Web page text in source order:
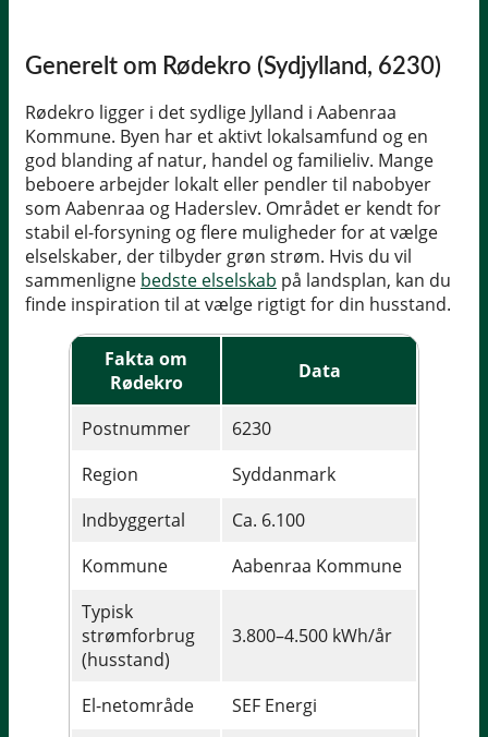
Generelt om Rødekro (Sydjylland, 6230)
Rødekro ligger i det sydlige Jylland i Aabenraa
Kommune. Byen har et aktivt lokalsamfund og en
god blanding af natur, handel og familieliv. Mange
beboere arbejder lokalt eller pendler til nabobyer
som Aabenraa og Haderslev. Området er kendt for
stabil el-forsyning og flere muligheder for at vælge
elselskaber, der tilbyder grøn strøm. Hvis du vil
sammenligne bedste elselskab på landsplan, kan du
finde inspiration til at vælge rigtigt for din husstand.
Fakta om
Rødekro
Data
Postnummer
6230
Region
Syddanmark
Indbyggertal
Ca. 6.100
Kommune
Aabenraa Kommune
Typisk
strømforbrug
(husstand)
3.800–4.500 kWh/år
El-netområde SEF Energi